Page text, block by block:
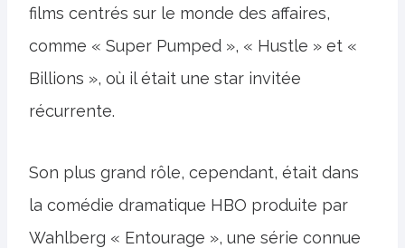
films centrés sur le monde des affaires,
comme « Super Pumped », « Hustle » et «
Billions », où il était une star invitée
récurrente.
Son plus grand rôle, cependant, était dans
la comédie dramatique HBO produite par
Wahlberg « Entourage », une série connue